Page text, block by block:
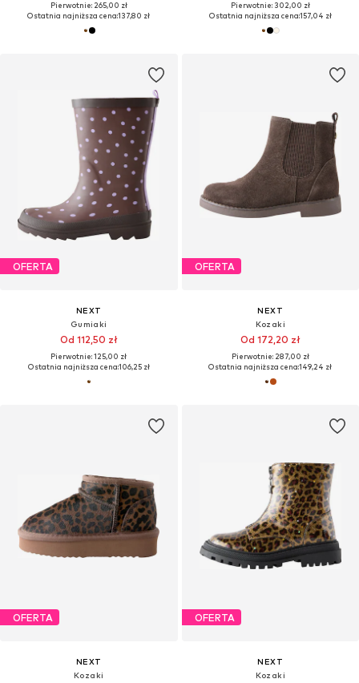
Pierwotnie: 265,00 zł
Ostatnia najniższa cena:137,80 zł
Pierwotnie: 302,00 zł
Ostatnia najniższa cena:157,04 zł
OFERTA
NEXT
Gumiaki
Od 112,50 zł
Pierwotnie: 125,00 zł
Ostatnia najniższa cena:106,25 zł
OFERTA
NEXT
Kozaki
Od 172,20 zł
Pierwotnie: 287,00 zł
Ostatnia najniższa cena:149,24 zł
OFERTA
NEXT
Kozaki
OFERTA
NEXT
Kozaki